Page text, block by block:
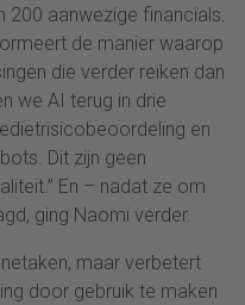
200 aanwezige financials.
de manier waarop
die verder reiken dan
we AI terug in drie
en
Dit zijn geen
En – nadat ze om
ging Naomi verder.
maar verbetert
door gebruik te maken